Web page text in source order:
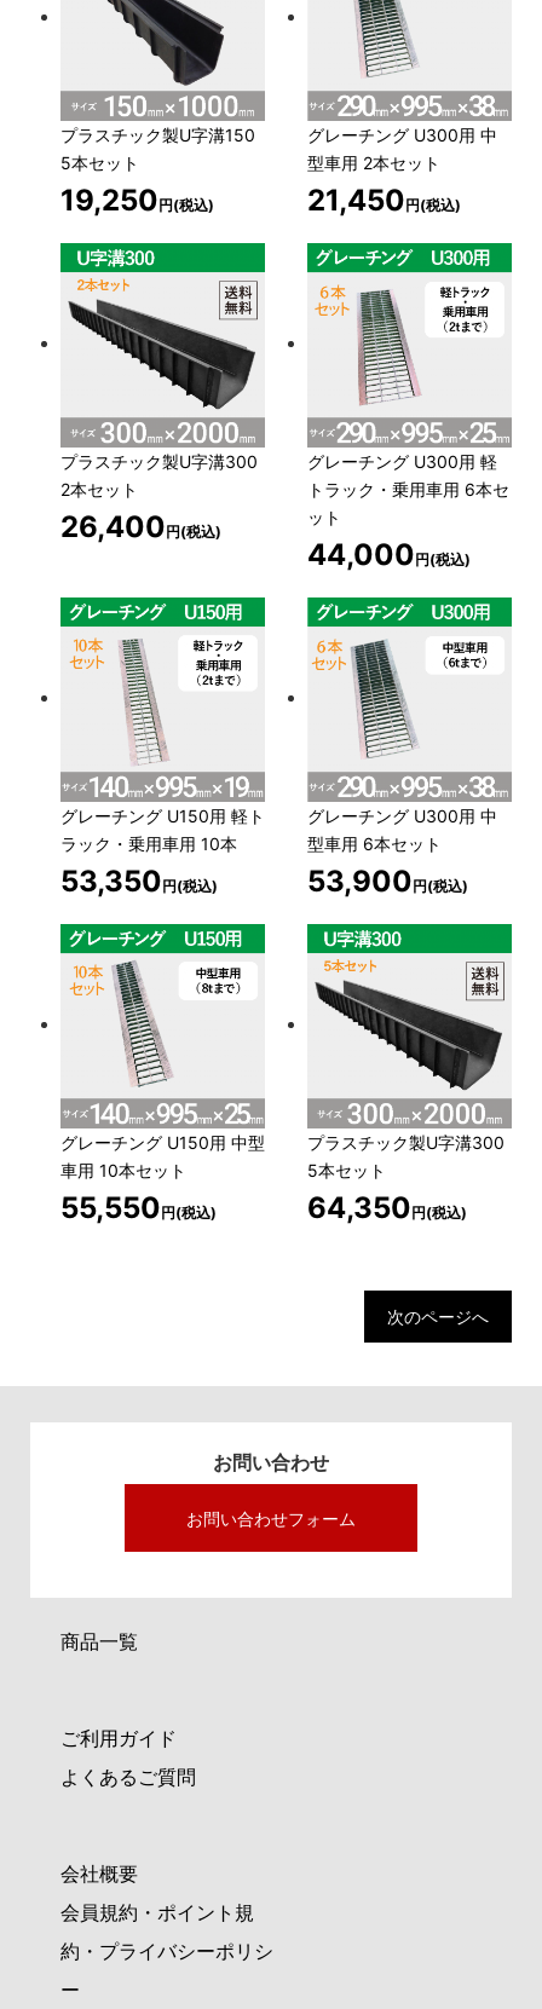
プラスチック製U字溝150
5本セット
19,250円(税込)
グレーチング U300用 中
型車用 2本セット
21,450円(税込)
プラスチック製U字溝300
2本セット
26,400円(税込)
グレーチング U300用 軽
トラック・乗用車用 6本セ
ット
44,000円(税込)
グレーチング U150用 軽ト
ラック・乗用車用 10本
53,350円(税込)
グレーチング U300用 中
型車用 6本セット
53,900円(税込)
グレーチング U150用 中型
車用 10本セット
55,550円(税込)
プラスチック製U字溝300
5本セット
64,350円(税込)
次のページへ
お問い合わせ
お問い合わせフォーム
商品一覧
ご利用ガイド
よくあるご質問
会社概要
会員規約・ポイント規
約・プライバシーポリシ
ー